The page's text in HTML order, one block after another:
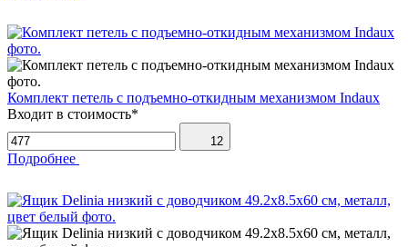
Комплект петель с подъемно-откидным механизмом Indaux
Входит в стоимость*
12
Подробнее